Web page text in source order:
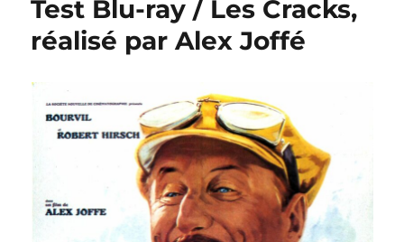
Test Blu-ray / Les Cracks,
réalisé par Alex Joffé